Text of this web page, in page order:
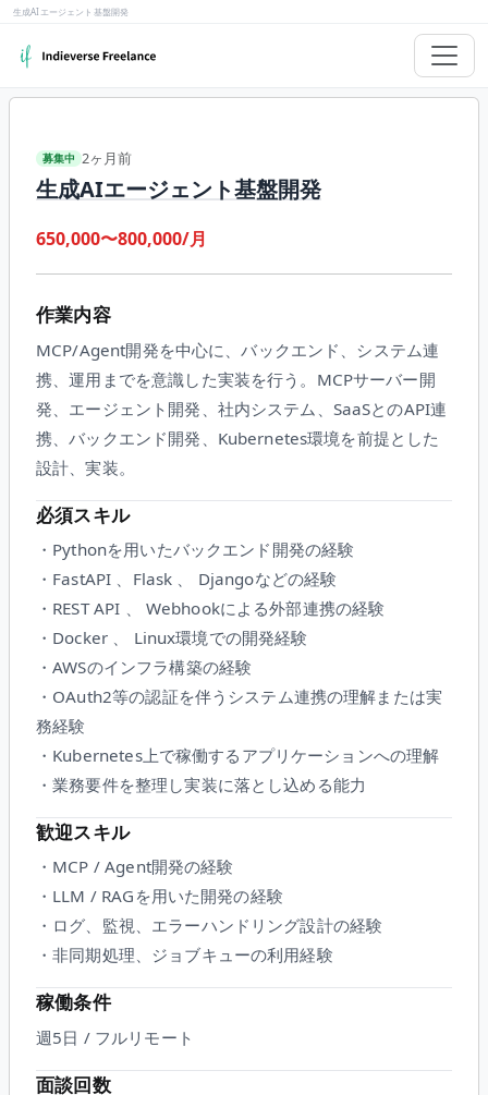
生成AIエージェント基盤開発
募集中 2ヶ月前
生成AIエージェント基盤開発
650,000〜800,000/月
作業内容
MCP/Agent開発を中心に、バックエンド、システム連
携、運用までを意識した実装を行う。MCPサーバー開
発、エージェント開発、社内システム、SaaSとのAPI連
携、バックエンド開発、Kubernetes環境を前提とした
設計、実装。
必須スキル
・Pythonを用いたバックエンド開発の経験
・FastAPI 、Flask 、 Djangoなどの経験
・REST API 、 Webhookによる外部連携の経験
・Docker 、 Linux環境での開発経験
・AWSのインフラ構築の経験
・OAuth2等の認証を伴うシステム連携の理解または実
務経験
・Kubernetes上で稼働するアプリケーションへの理解
・業務要件を整理し実装に落とし込める能力
歓迎スキル
・MCP / Agent開発の経験
・LLM / RAGを用いた開発の経験
・ログ、監視、エラーハンドリング設計の経験
・非同期処理、ジョブキューの利用経験
稼働条件
週5日 / フルリモート
面談回数